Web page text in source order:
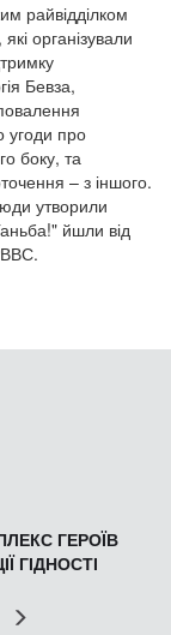
райвідділком
організували
Бевза,
угоди про
боку, та
– з іншого.
утворили
йшли від
ГЕРОЇВ
ГІДНОСТІ
Попер